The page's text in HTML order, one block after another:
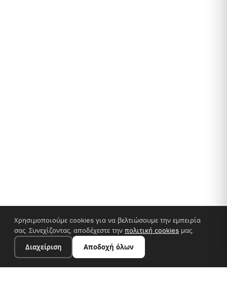
Χρησιμοποιούμε cookies για να βελτιώσουμε την εμπειρία
σας. Συνεχίζοντας, αποδέχεστε την πολιτική cookies μας.
Διαχείριση
Αποδοχή όλων